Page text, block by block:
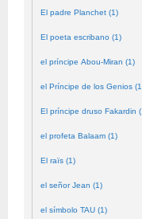
El padre Planchet (1)
El poeta escribano (1)
el príncipe Abou-Miran (1)
el Príncipe de los Genios
El príncipe druso Fakardin
el profeta Balaam (1)
El raïs (1)
el señor Jean (1)
el símbolo TAU (1)